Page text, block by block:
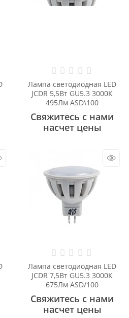
Лампа светодиодная LED
JCDR 5,5Вт GU5.3 3000К
495Лм ASD\100
Свяжитесь с нами
насчет цены
Лампа светодиодная LED
JCDR 7,5Вт GU5.3 3000К
675Лм ASD/100
Свяжитесь с нами
насчет цены